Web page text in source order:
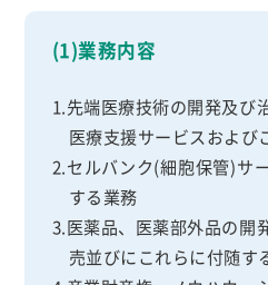
(1)業務内容
1.先端医療技術の開発及び
医療支援サービスおよび
2.セルバンク(細胞保管)サ
する業務
3.医薬品、医薬部外品の開
売並びにこれらに付随す